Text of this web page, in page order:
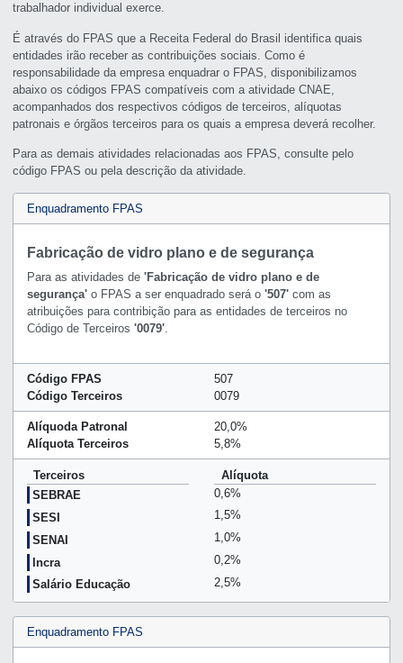
trabalhador individual exerce.
É através do FPAS que a Receita Federal do Brasil identifica quais
entidades irão receber as contribuições sociais. Como é
responsabilidade da empresa enquadrar o FPAS, disponibilizamos
abaixo os códigos FPAS compatíveis com a atividade CNAE,
acompanhados dos respectivos códigos de terceiros, alíquotas
patronais e órgãos terceiros para os quais a empresa deverá recolher.
Para as demais atividades relacionadas aos FPAS, consulte pelo
código FPAS ou pela descrição da atividade.
Enquadramento FPAS
Fabricação de vidro plano e de segurança
Para as atividades de 'Fabricação de vidro plano e de
segurança'o FPAS a ser enquadrado será o '507'com as
atribuições para contribição para as entidades de terceiros no
Código de Terceiros '0079'.
Código FPAS
507
Código Terceiros
0079
Alíquoda Patronal
20,0%
Alíquota Terceiros
5,8%
Terceiros
Alíquota
SEBRAE
0,6%
SESI
1,5%
SENAI
1,0%
Incra
0,2%
Salário Educação
2,5%
Enquadramento FPAS